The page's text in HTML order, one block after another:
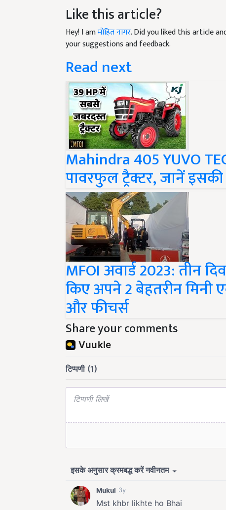
Like this article?
Hey! I amमोहित नागर. Did you liked this article
your suggestions and feedback.
Read next
Mahindra 405 YUVO
पावरफुल ट्रैक्टर, जानें
MFOI अवार्ड 2023: तीन
किए अपने 2 बेहतरीन
और फीचर्स
Share your comments